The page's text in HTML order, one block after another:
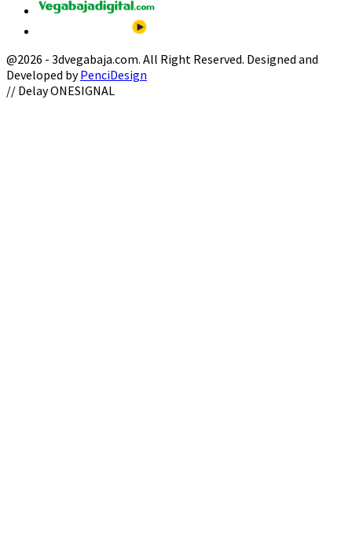
@2026 - 3dvegabaja.com. All Right Reserved. Designed and
Developed byPenciDesign
Facebook
Twitter
Instagram
Youtube
Email
// Delay ONESIGNAL